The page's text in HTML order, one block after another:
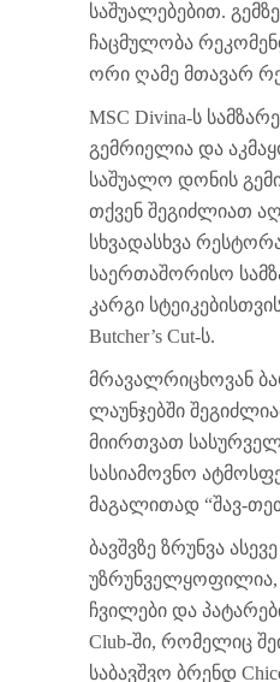
საშუალებებით.
ჩაცმულობა
ორი ღამე მთავარ
MSC Divina-ს
გემრიელია და
საშუალო დონის
თქვენ შეგიძლიათ
სხვადასხვა
საერთაშორისო
კარგი
Butcher’s Cut-ს.
მრავალრიცხოვან
ლაუნჯებში
მიირთვათ
სასიამოვნო
მაგალითად “შავ-
ბავშვზე ზრუნვა ასევე
უზრუნველყოფილია,
ჩვილები და
Club-ში, რომელიც
საბავშვო ბრენდ